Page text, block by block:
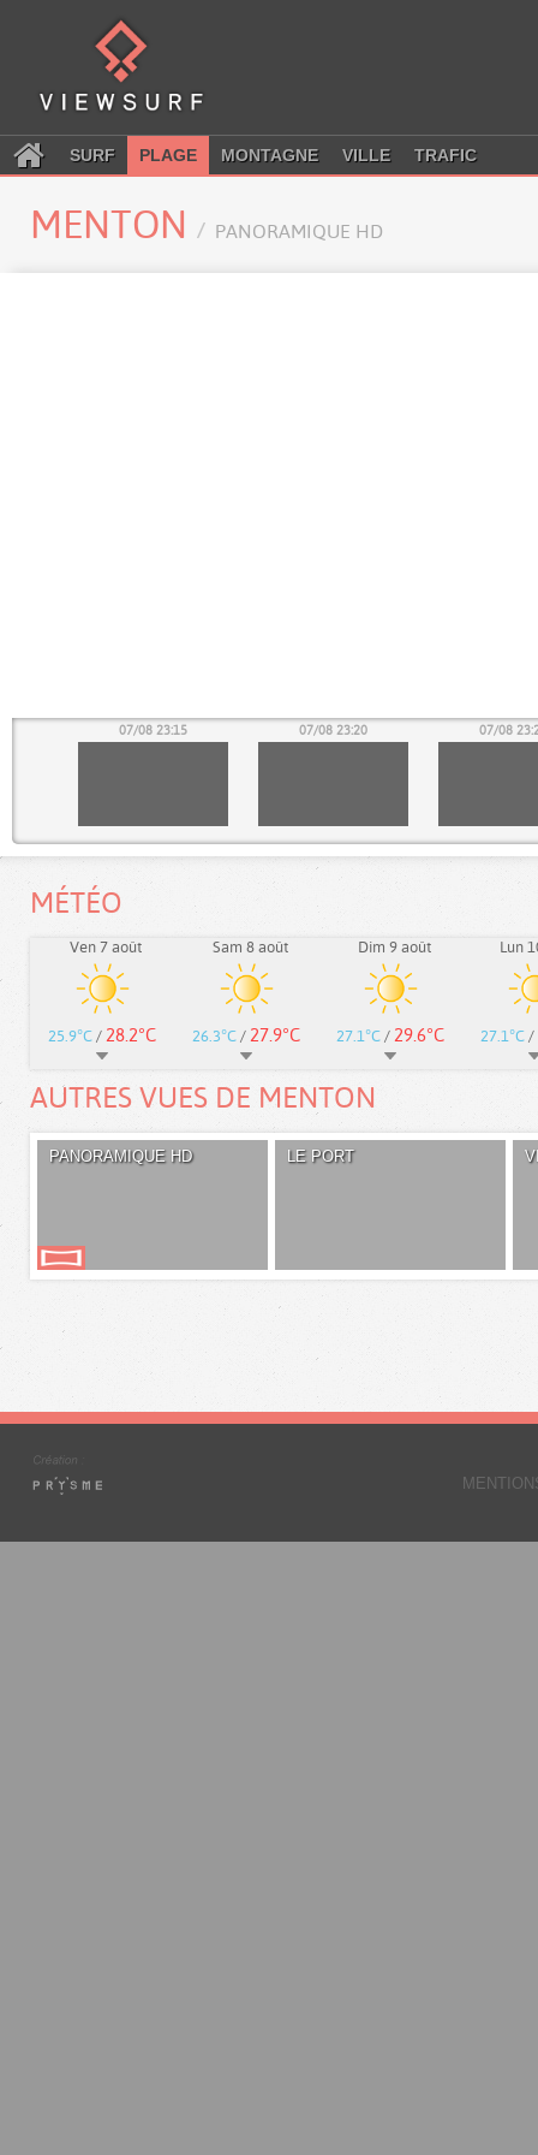
SURF PLAGE MONTAGNE VILLE TRAFIC
MENTON PANORAMIQUE HD
07/08 23:15 07/08 23:20 07/08
MÉTÉO
Ven 7 août
25.9°C / 28.2°C
Sam 8 août
26.3°C / 27.9°C
Dim 9 août
27.1°C / 29.6°C
Lun
27.1°C /
AUTRES VUES DE MENTON
PANORAMIQUE HD LE PORT